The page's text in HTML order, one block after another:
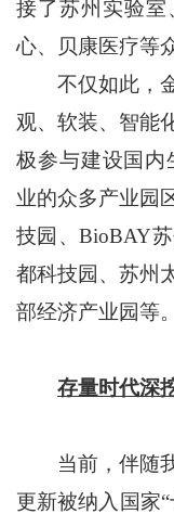
接了苏州实验室
心、贝康医疗等
不仅如此，金
观、软装、智能
极参与建设国
业的众多产业园
技园、BioBAY
都科技园、苏州
部经济产业园等。
存量时代深
当前，伴随我
更新被纳入国家